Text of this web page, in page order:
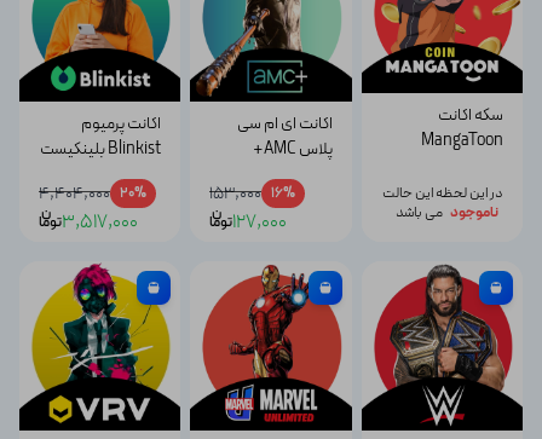
سکه اکانت
MangaToon
در این لحظه این حالت
ناموجود می باشد
اکانت ای ام سی
پلاس AMC+
16%
153,000
127,000توما
ن
اکانت پرمیوم
Blinkist بلینکیست
20%
4,404,000
3,517,000توما
ن